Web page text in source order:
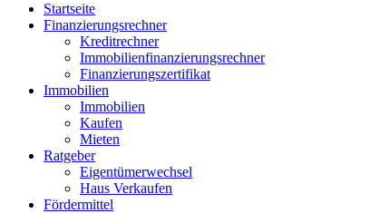
Startseite
Finanzierungsrechner
Kreditrechner
Immobilienfinanzierungsrechner
Finanzierungszertifikat
Immobilien
Immobilien
Kaufen
Mieten
Ratgeber
Eigentümerwechsel
Haus Verkaufen
Fördermittel